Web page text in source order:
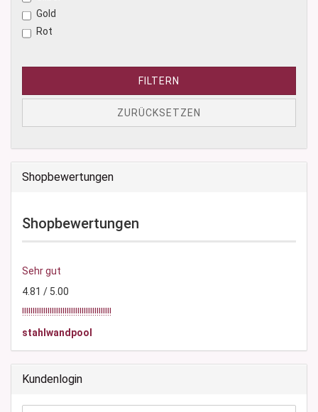
Gold
Rot
FILTERN
ZURÜCKSETZEN
Shopbewertungen
Shopbewertungen
Sehr gut
4.81 / 5.00
!!!!!!!!!!!!!!!!!!!!!!!!!!!!!!!!!!!!!!!!!!
stahlwandpool
Kundenlogin